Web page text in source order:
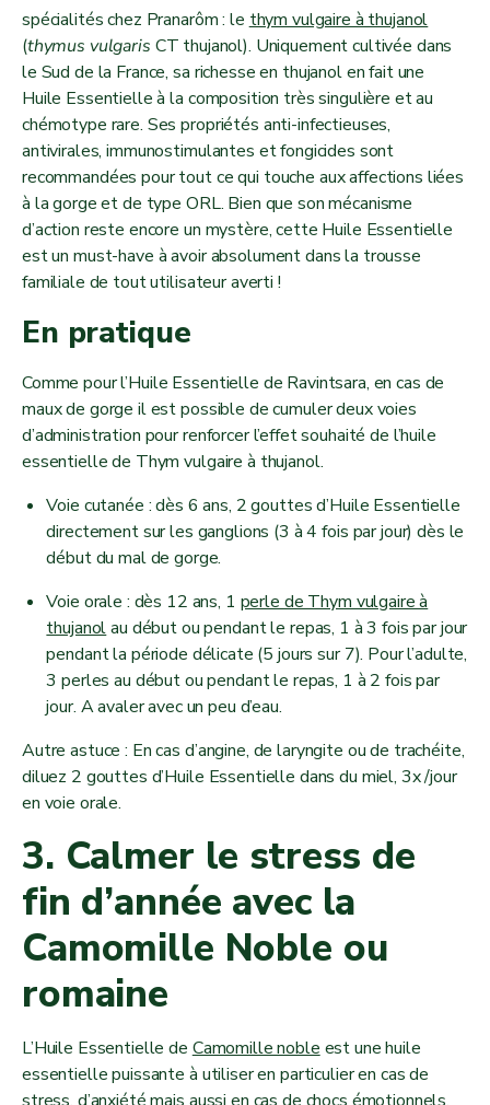
spécialités chez Pranarôm : le thym vulgaire à thujanol
(thymus vulgaris CT thujanol). Uniquement cultivée dans
le Sud de la France, sa richesse en thujanol en fait une
Huile Essentielle à la composition très singulière et au
chémotype rare. Ses propriétés anti-infectieuses,
antivirales, immunostimulantes et fongicides sont
recommandées pour tout ce qui touche aux affections liées
à la gorge et de type ORL. Bien que son mécanisme
d’action reste encore un mystère, cette Huile Essentielle
est un must-have à avoir absolument dans la trousse
familiale de tout utilisateur averti !
En pratique
Comme pour l’Huile Essentielle de Ravintsara, en cas de
maux de gorge il est possible de cumuler deux voies
d’administration pour renforcer l’effet souhaité de l’huile
essentielle de Thym vulgaire à thujanol.
Voie cutanée : dès 6 ans, 2 gouttes d’Huile Essentielle
directement sur les ganglions (3 à 4 fois par jour) dès le
début du mal de gorge.
Voie orale : dès 12 ans, 1 perle de Thym vulgaire à
thujanolau début ou pendant le repas, 1 à 3 fois par jour
pendant la période délicate (5 jours sur 7). Pour l’adulte,
3 perles au début ou pendant le repas, 1 à 2 fois par
jour. A avaler avec un peu d’eau.
Autre astuce : En cas d’angine, de laryngite ou de trachéite,
diluez 2 gouttes d’Huile Essentielle dans du miel, 3x /jour
en voie orale.
3. Calmer le stress de
fin d’année avec la
Camomille Noble ou
romaine
L’Huile Essentielle de Camomille noble est une huile
essentielle puissante à utiliser en particulier en cas de